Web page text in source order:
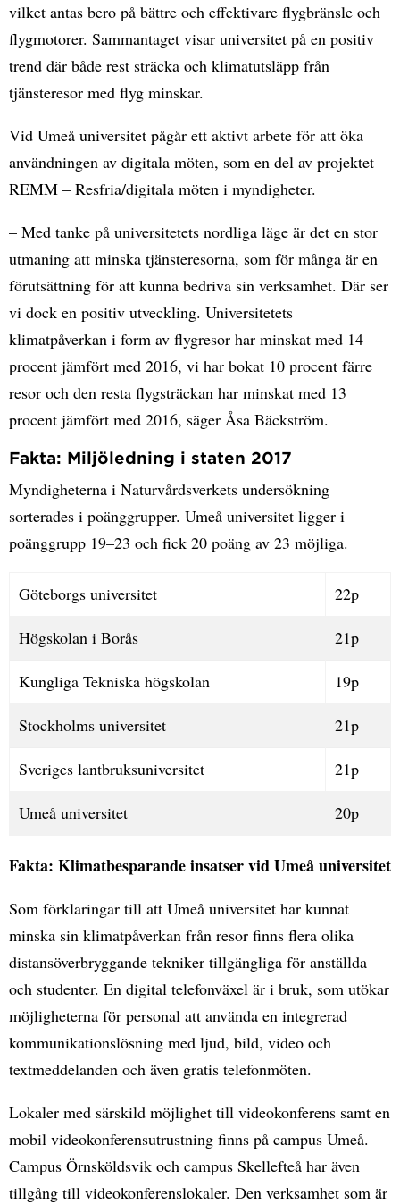
vilket antas bero på bättre och effektivare flygbränsle och
flygmotorer. Sammantaget visar universitet på en positiv
trend där både rest sträcka och klimatutsläpp från
tjänsteresor med flyg minskar.
Vid Umeå universitet pågår ett aktivt arbete för att öka
användningen av digitala möten, som en del av projektet
REMM – Resfria/digitala möten i myndigheter.
– Med tanke på universitetets nordliga läge är det en stor
utmaning att minska tjänsteresorna, som för många är en
förutsättning för att kunna bedriva sin verksamhet. Där ser
vi dock en positiv utveckling. Universitetets
klimatpåverkan i form av flygresor har minskat med 14
procent jämfört med 2016, vi har bokat 10 procent färre
resor och den resta flygsträckan har minskat med 13
procent jämfört med 2016, säger Åsa Bäckström.
Fakta: Miljöledning i staten 2017
Myndigheterna i Naturvårdsverkets undersökning
sorterades i poänggrupper. Umeå universitet ligger i
poänggrupp 19–23 och fick 20 poäng av 23 möjliga.
Göteborgs universitet 22p
Högskolan i Borås 21p
Kungliga Tekniska högskolan 19p
Stockholms universitet 21p
Sveriges lantbruksuniversitet 21p
Umeå universitet 20p
Fakta: Klimatbesparande insatser vid Umeå universitet
Som förklaringar till att Umeå universitet har kunnat
minska sin klimatpåverkan från resor finns flera olika
distansöverbryggande tekniker tillgängliga för anställda
och studenter. En digital telefonväxel är i bruk, som utökar
möjligheterna för personal att använda en integrerad
kommunikationslösning med ljud, bild, video och
textmeddelanden och även gratis telefonmöten.
Lokaler med särskild möjlighet till videokonferens samt en
mobil videokonferensutrustning finns på campus Umeå.
Campus Örnsköldsvik och campus Skellefteå har även
tillgång till videokonferenslokaler. Den verksamhet som är